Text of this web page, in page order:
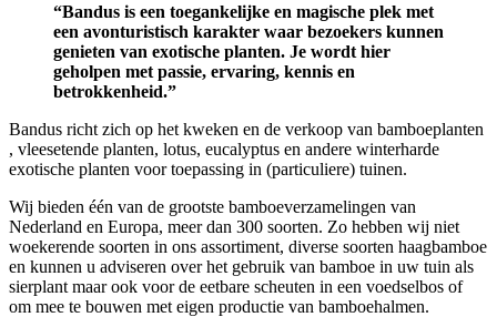
“Bandus is een toegankelijke en magische plek met
een avonturistisch karakter waar bezoekers kunnen
genieten van exotische planten. Je wordt hier
geholpen met passie, ervaring, kennis en
betrokkenheid.”
Bandus richt zich op het kweken en de verkoop van bamboeplanten
, vleesetende planten, lotus, eucalyptus en andere winterharde
exotische planten voor toepassing in (particuliere) tuinen.
Wij bieden één van de grootste bamboeverzamelingen van
Nederland en Europa, meer dan 300 soorten. Zo hebben wij niet
woekerende soorten in ons assortiment, diverse soorten haagbamboe
en kunnen u adviseren over het gebruik van bamboe in uw tuin als
sierplant maar ook voor de eetbare scheuten in een voedselbos of
om mee te bouwen met eigen productie van bamboehalmen.